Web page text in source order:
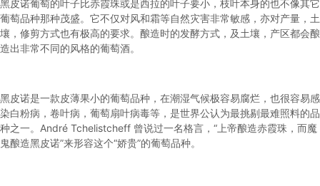
黑皮诺葡萄的叶子比赤霞珠或是西拉的叶子要小，枝叶本身的也不像其它
葡萄品种那种茂盛。它不仅对风和霜等自然灾害非常敏感，亦对产量，土
壤，修剪方式也有极高的要求。酿造时的发酵方式，及土壤，产区都会酿
造出非常不同的风格的葡萄酒。
黑皮诺是一款皮薄果小的葡萄品种，在潮湿气候极容易腐烂，也很容易感
染白粉病，卷叶病，葡萄扇叶病毒等，是世界公认为最挑剔最难照料的品
种之一。André Tchelistcheff 曾说过一名格言，“上帝酿造赤霞珠，而魔
鬼酿造黑皮诺”来形容这个“娇贵”的葡萄品种。